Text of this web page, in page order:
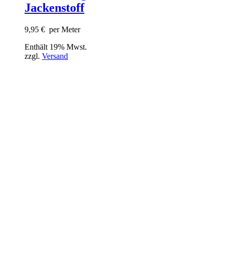
Jackenstoff
9,95 € per Meter
Enthält 19% Mwst.
zzgl. Versand